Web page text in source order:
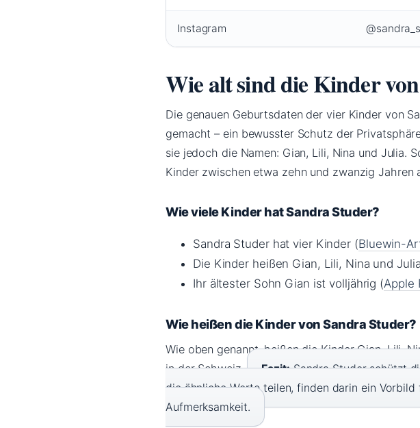
Instagram
Wie alt sind die Kinder
Die genauen Geburtsdaten der vier Kinder von
gemacht – ein bewusster Schutz der
sie jedoch die Namen: Gian, Lili, Nina und Julia.
Kinder zwischen etwa zehn und zwanzig Jahren
Wie viele Kinder hat Sandra Studer?
Sandra Studer hat vier Kinder (Bluewin-
Die Kinder heißen Gian, Lili, Nina und Julia
Ihr ältester Sohn Gian ist volljährig (Apple
Wie heißen die Kinder von Sandra Studer?
Wie oben genannt, heißen die Kinder Gian, Lili,
in der Schweiz.
Fazit:Sandra Studer schützt
die ähnliche Werte teilen, finden darin ein
Aufmerksamkeit.